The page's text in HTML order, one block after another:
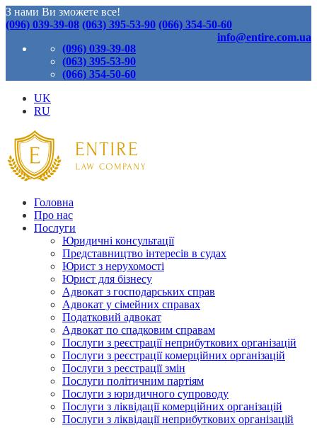
З нами Ви зможете все!
(096) 039-39-08 (063) 395-53-90 (066) 354-50-60
info@entire.com.ua
(096) 039-39-08
(063) 395-53-90
(066) 354-50-60
UK
RU
Головна
Про нас
Послуги
Юридичні консультації
Представництво інтересів в судах
Юрист з нерухомості
Юрист для бізнесу
Адвокат з господарських справ
Адвокат у сімейних справах
Податковий адвокат
Адвокат по спадковим справам
Послуги з реєстрації неприбуткових організацій
Послуги з реєстрації комерційних організацій
Послуги з реєстрації змін
Послуги політичним партіям
Послуги з юридичного супроводу
Послуги з ліквідації комерційних організацій
Послуги з ліквідації неприбуткових організацій